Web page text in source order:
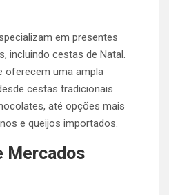
em presentes
incluindo cestas de Natal.
oferecem uma ampla
cestas tradicionais
até opções mais
e queijos importados.
Mercados